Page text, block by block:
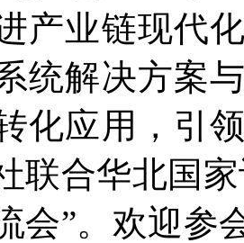
产业链现代
统解决方案
化应用，引
联合华北国
会”。欢迎参